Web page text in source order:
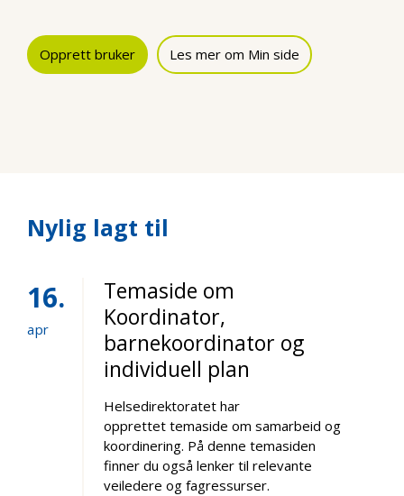
Opprett bruker Les mer om Min side
Nylig lagt til
16
apr
Temaside om
Koordinator,
barnekoordinator og
individuell plan
Helsedirektoratet har
opprettet temaside om samarbeid og
koordinering. På denne temasiden
finner du også lenker til relevante
veiledere og fagressurser.